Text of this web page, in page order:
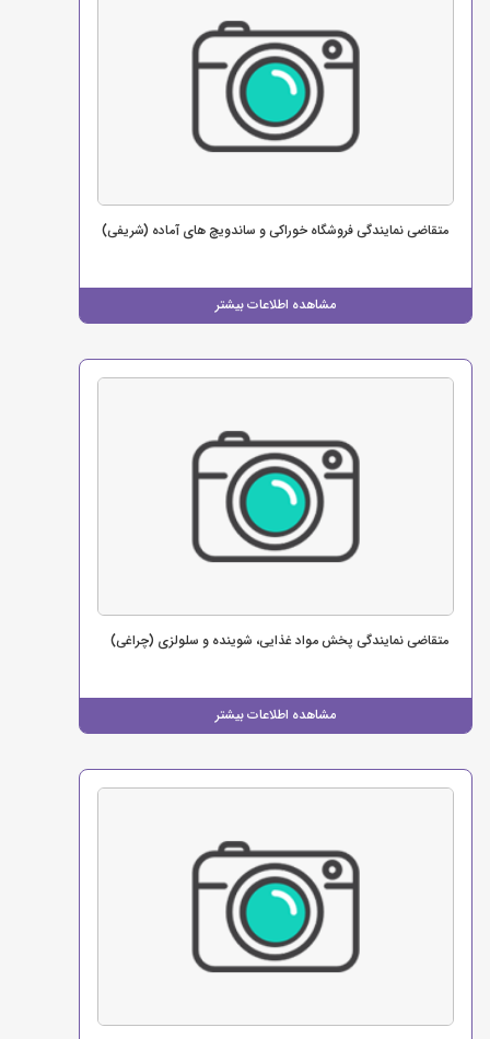
مشاهده اطلاعات بیشتر
متقاضی نمایندگی فروشگاه خوراکی و ساندویچ های آماده (شریفی)
مشاهده اطلاعات بیشتر
متقاضی نمایندگی پخش مواد غذایی، شوینده و سلولزی (چراغی)